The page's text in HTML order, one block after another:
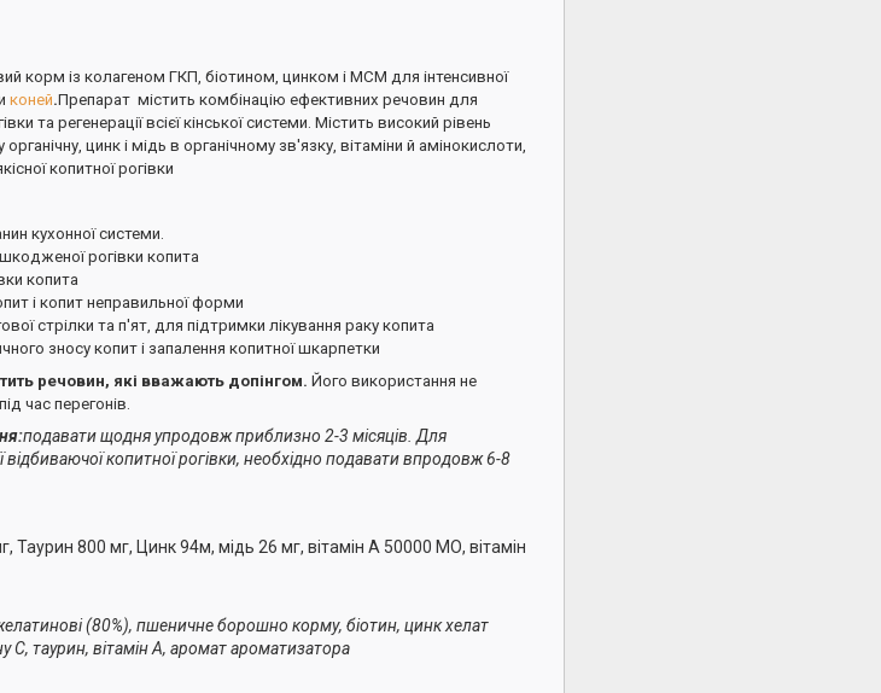
корм із колагеном ГКП, біотином, цинком і МСМ для інтенсивної
коней.Препарат містить комбінацію ефективних речовин для
та регенерації всієї кінської системи. Містить високий рівень
органічну, цинк і мідь в органічному зв'язку, вітаміни й амінокислоти,
копитної рогівки
кухонної системи.
рогівки копита
копита
і копит неправильної форми
стрілки та п'ят, для підтримки лікування раку копита
зносу копит і запалення копитної шкарпетки
речовин, які вважають допінгом. Його використання не
час перегонів.
подавати щодня упродовж приблизно 2-3 місяців. Для
відбиваючої копитної рогівки, необхідно подавати впродовж 6-8
Таурин 800 мг, Цинк 94м, мідь 26 мг, вітамін А 50000 МО, вітамін
(80%), пшеничне борошно корму, біотин, цинк хелат
C, таурин, вітамін A, аромат ароматизатора